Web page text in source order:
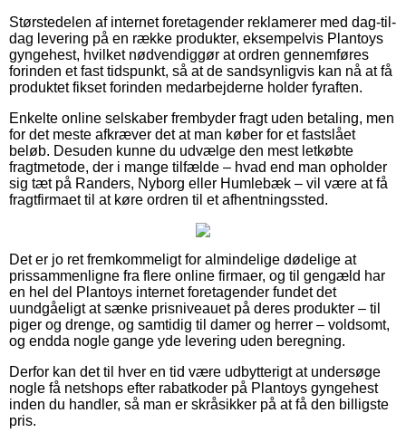
Størstedelen af internet foretagender reklamerer med dag-til-
dag levering på en række produkter, eksempelvis Plantoys
gyngehest, hvilket nødvendiggør at ordren gennemføres
forinden et fast tidspunkt, så at de sandsynligvis kan nå at få
produktet fikset forinden medarbejderne holder fyraften.
Enkelte online selskaber frembyder fragt uden betaling, men
for det meste afkræver det at man køber for et fastslået
beløb. Desuden kunne du udvælge den mest letkøbte
fragtmetode, der i mange tilfælde – hvad end man opholder
sig tæt på Randers, Nyborg eller Humlebæk – vil være at få
fragtfirmaet til at køre ordren til et afhentningssted.
Det er jo ret fremkommeligt for almindelige dødelige at
prissammenligne fra flere online firmaer, og til gengæld har
en hel del Plantoys internet foretagender fundet det
uundgåeligt at sænke prisniveauet på deres produkter – til
piger og drenge, og samtidig til damer og herrer – voldsomt,
og endda nogle gange yde levering uden beregning.
Derfor kan det til hver en tid være udbytterigt at undersøge
nogle få netshops efter rabatkoder på Plantoys gyngehest
inden du handler, så man er skråsikker på at få den billigste
pris.